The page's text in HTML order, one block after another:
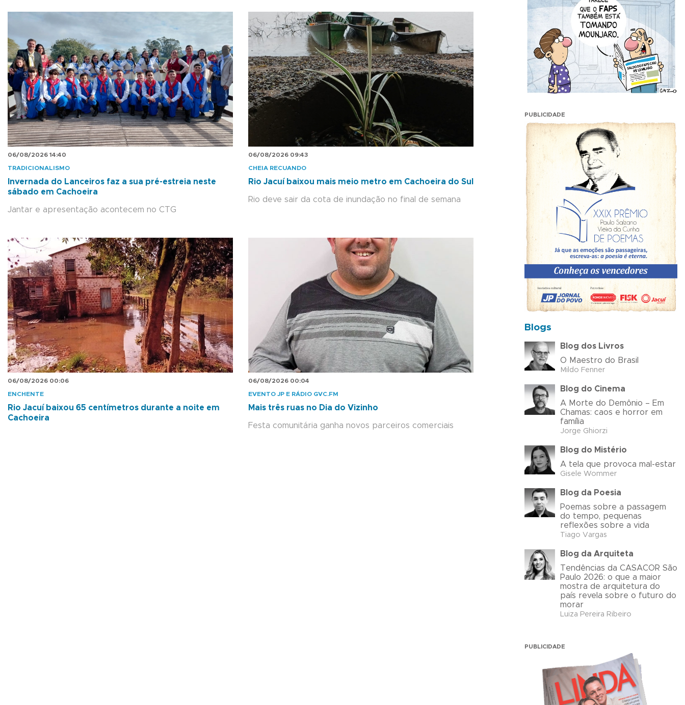
06/08/2026 14:40
TRADICIONALISMO
Invernada do Lanceiros faz a sua pré-estreia neste
sábado em Cachoeira
Jantar e apresentação acontecem no CTG
06/08/2026 09:43
CHEIA RECUANDO
Rio Jacuí baixou mais meio metro em Cachoeira do Sul
Rio deve sair da cota de inundação no final de semana
06/08/2026 00:06
ENCHENTE
Rio Jacuí baixou 65 centímetros durante a noite em
Cachoeira
06/08/2026 00:04
EVENTO JP E RÁDIO GVC.FM
Mais três ruas no Dia do Vizinho
Festa comunitária ganha novos parceiros comerciais
PUBLICIDADE
Blogs
Blog dos Livros
O Maestro do Brasil
Mildo Fenner
Blog do Cinema
A Morte do Demônio – Em
Chamas: caos e horror em
família
Jorge Ghiorzi
Blog do Mistério
A tela que provoca mal-estar
Gisele Wommer
Blog da Poesia
Poemas sobre a passagem
do tempo, pequenas
reflexões sobre a vida
Tiago Vargas
Blog da Arquiteta
Tendências da CASACOR São
Paulo 2026: o que a maior
mostra de arquitetura do
país revela sobre o futuro do
morar
Luiza Pereira Ribeiro
PUBLICIDADE